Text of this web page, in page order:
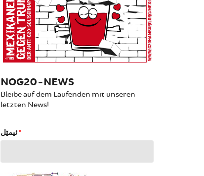
NOG20-NEWS
Bleibe auf dem Laufenden mit unseren
letzten News!
*